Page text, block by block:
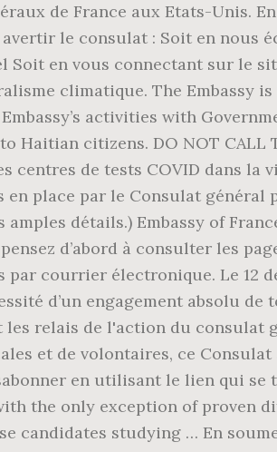
de France aux Etats-Unis.
le consulat : Soit en nous
Soit en vous connectant sur le
climatique. The Embassy
activities with
citizens. DO NOT CALL
centres de tests COVID dans la
place par le Consulat général
détails.) Embassy of
d’abord à consulter les
courrier électronique. Le 12
d’un engagement absolu de
relais de l'action du consulat
et de volontaires, ce
en utilisant le lien qui se
the only exception of proven
candidates studying … En